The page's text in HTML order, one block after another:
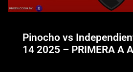
Pinocho vs
14 2025 – PRIMERA A